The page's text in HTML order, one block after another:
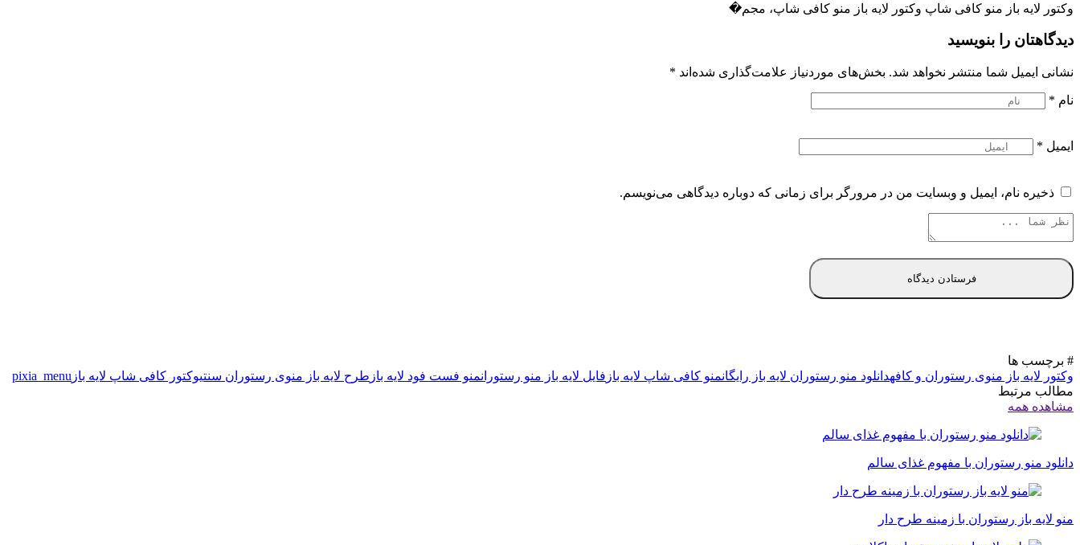
وکتور لایه باز منو کافی شاپ وکتور لایه باز منو کافی شاپ، مجم�
دیدگاهتان را بنویسید
نشانی ایمیل شما منتشر نخواهد شد. بخش‌های موردنیاز علامت‌گذاری شده‌اند *
نام *
ایمیل *
ذخیره نام، ایمیل و وبسایت من در مرورگر برای زمانی که دوباره دیدگاهی می‌نویسم.
# برچسب ها
وکتور لایه باز منوی رستوران و کافهدانلود منو رستوران لایه باز رایگانمنو کافی شاپ لایه باز فایل لایه باز منو رستورانمنو فست فود لایه باز طرح لایه باز منوی رستوران سنتیوکتور کافی شاپ لایه باز pixia_menu
مطالب مرتبط
مشاهده همه
دانلود منو رستوران با مفهوم غذای سالم
منو لایه باز رستوران با زمینه طرح دار